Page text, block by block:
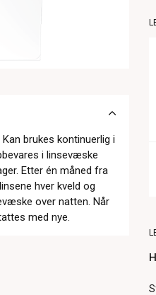
brukes kontinuerlig i
i linsevæske
Etter én måned fra
hver kveld og
over natten. Når
med nye.